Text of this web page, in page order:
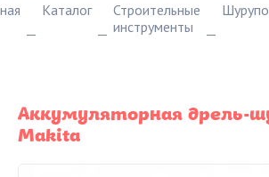
Каталог
Строительные
инструменты
Аккумуляторная дрель-
Makita